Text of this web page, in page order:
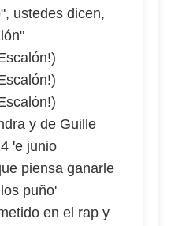
ustedes dicen,
y de Guille
'e junio
piensa ganarle
puño'
en el rap y